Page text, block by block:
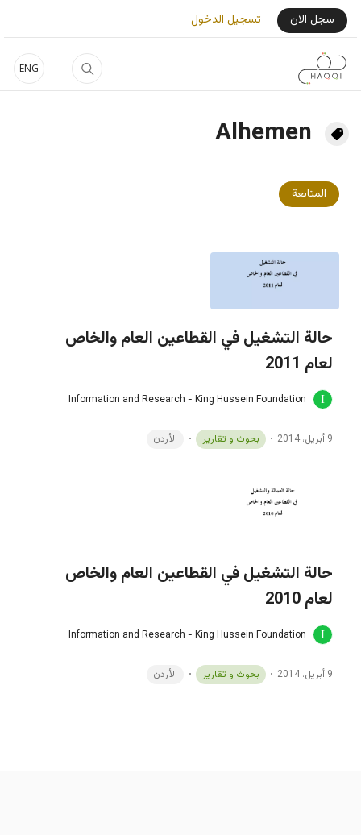
تجاوز إلى المحتوى الرئيسي
ENG
User Login Menu
سجل الان تسجيل الدخول
Alhemen
المتابعة
حالة التشغيل في القطاعين العام والخاص
لعام 2011
Information and Research - King Hussein Foundation
9 أبريل، 2014 بحوث و تقارير الأردن
حالة التشغيل في القطاعين العام والخاص
لعام 2010
Information and Research - King Hussein Foundation
9 أبريل، 2014 بحوث و تقارير الأردن